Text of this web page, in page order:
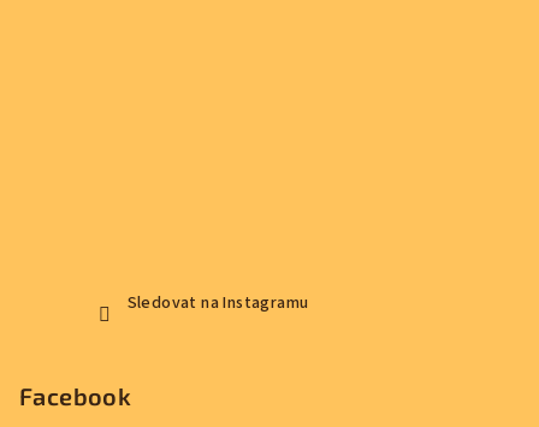
Sledovat na Instagramu
Facebook